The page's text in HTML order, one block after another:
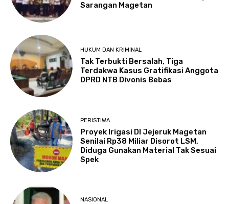
Sarangan Magetan
HUKUM DAN KRIMINAL
Tak Terbukti Bersalah, Tiga
Terdakwa Kasus Gratifikasi Anggota
DPRD NTB Divonis Bebas
PERISTIWA
Proyek Irigasi DI Jejeruk Magetan
Senilai Rp38 Miliar Disorot LSM,
Diduga Gunakan Material Tak Sesuai
Spek
NASIONAL